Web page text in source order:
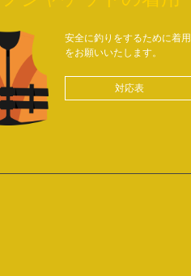
安全に釣りをするために着用
をお願いいたします。
対応表